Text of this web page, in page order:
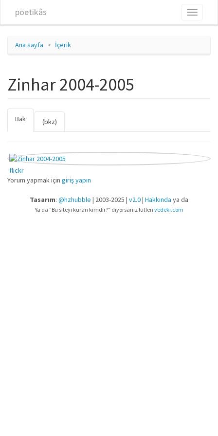
pöetikâs
Toggle
Ana sayfa İçerik
Zinhar 2004-2005
Birincil sekmeler
Bak
sekme)
(bkz)
flickr
Yorum yapmak için giriş yapın
Tasarım: @hzhubble | 2003-2025 | v2.0| Hakkında ya da
Ya da "Bu siteyi kuran kimdir?" diyorsanız lütfen vedeki.com